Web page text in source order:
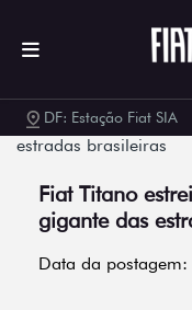
DF: Estação Fiat SIA
Fiat Titano
gigante das
Data da